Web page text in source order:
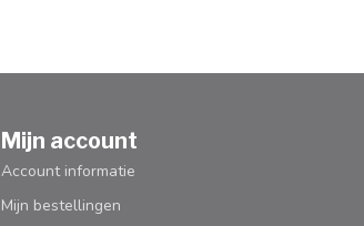
Mijn account
Account informatie
Mijn bestellingen